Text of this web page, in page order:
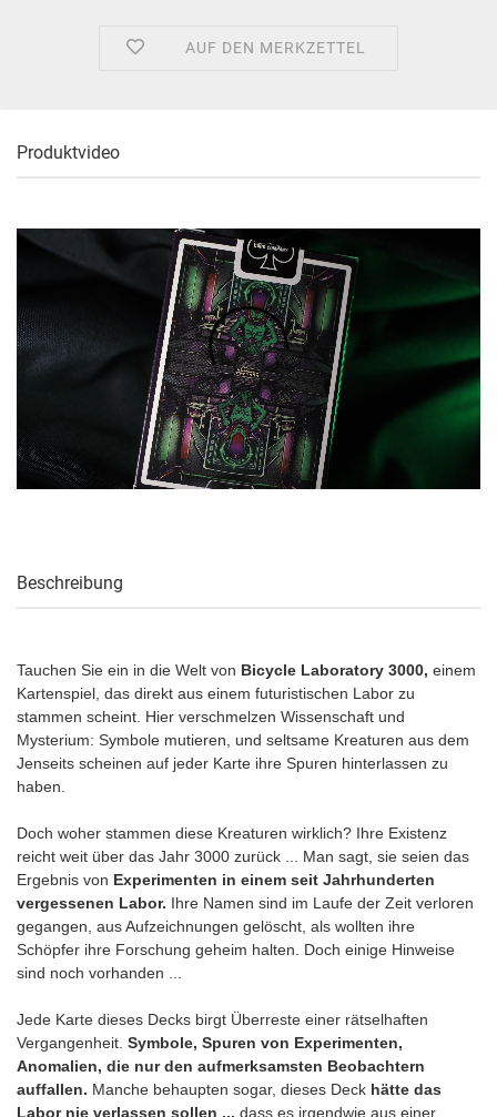
AUF DEN MERKZETTEL
Produktvideo
Beschreibung
Tauchen Sie ein in die Welt von Bicycle Laboratory 3000, einem
Kartenspiel, das direkt aus einem futuristischen Labor zu
stammen scheint. Hier verschmelzen Wissenschaft und
Mysterium: Symbole mutieren, und seltsame Kreaturen aus dem
Jenseits scheinen auf jeder Karte ihre Spuren hinterlassen zu
haben.
Doch woher stammen diese Kreaturen wirklich? Ihre Existenz
reicht weit über das Jahr 3000 zurück ... Man sagt, sie seien das
Ergebnis von Experimenten in einem seit Jahrhunderten
vergessenen Labor. Ihre Namen sind im Laufe der Zeit verloren
gegangen, aus Aufzeichnungen gelöscht, als wollten ihre
Schöpfer ihre Forschung geheim halten. Doch einige Hinweise
sind noch vorhanden ...
Jede Karte dieses Decks birgt Überreste einer rätselhaften
Vergangenheit. Symbole, Spuren von Experimenten,
Anomalien, die nur den aufmerksamsten Beobachtern
auffallen. Manche behaupten sogar, dieses Deck hätte das
Labor nie verlassen sollen ... dass es irgendwie aus einer